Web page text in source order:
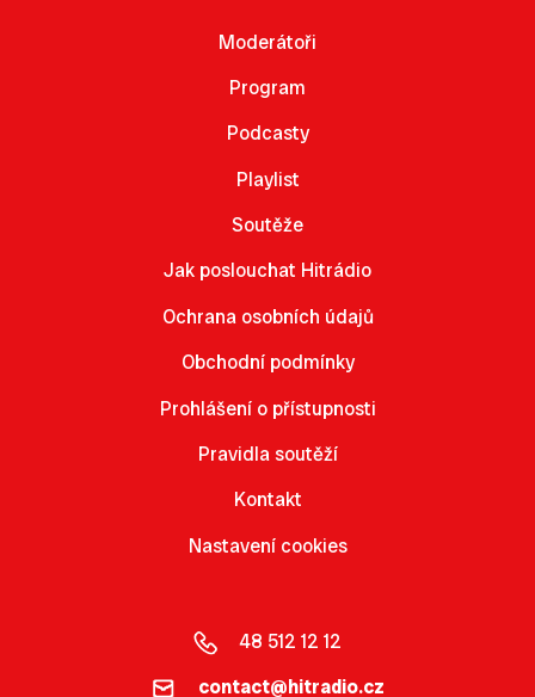
Moderátoři
Program
Podcasty
Playlist
Soutěže
Jak poslouchat Hitrádio
Ochrana osobních údajů
Obchodní podmínky
Prohlášení o přístupnosti
Pravidla soutěží
Kontakt
Nastavení cookies
48 512 12 12
contact@hitradio.cz